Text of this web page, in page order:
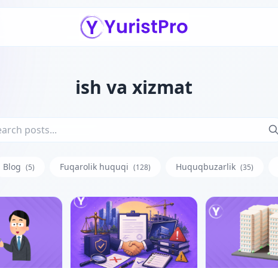
ish va xizmat
Blog (5) Fuqarolik huquqi (128) Huquqbuzarlik (35)